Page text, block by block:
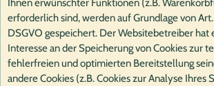
Ihnen erwünschter Funktionen (z.B.
erforderlich sind, werden auf Grundlage von Art.
DSGVO gespeichert. Der Websitebetreiber hat
Interesse an der Speicherung von Cookies zur
fehlerfreien und optimierten Bereitstellung
andere Cookies (z.B. Cookies zur Analyse Ihres